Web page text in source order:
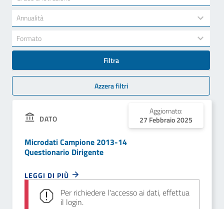
results
available
Annualità
34
results
available
Formato
results
available
Filtra
Azzera filtri
DATO
Aggiornato:
27 Febbraio 2025
Microdati Campione 2013-14
Questionario Dirigente
LEGGI DI PIÙ
Per richiedere l'accesso ai dati, effettua
il login.